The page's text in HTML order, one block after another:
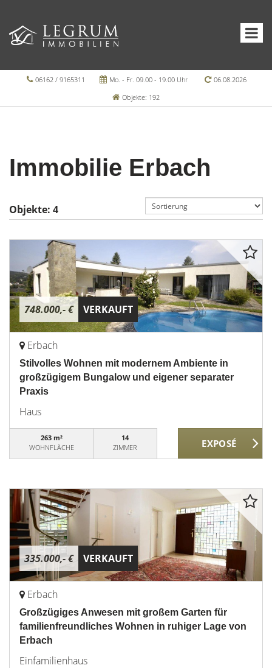
06162 / 9165311 Mo. - Fr. 09.00 - 19.00 Uhr
06.08.2026
Objekte: 192
Immobilie Erbach
Objekte: 4
748.000,- € VERKAUFT
Erbach
Stilvolles Wohnen mit modernem Ambiente in
großzügigem Bungalow und eigener separater
Praxis
Haus
263 m²
WOHNFLÄCHE
14
ZIMMER
335.000,- € VERKAUFT
Erbach
Großzügiges Anwesen mit großem Garten für
familienfreundliches Wohnen in ruhiger Lage von
Erbach
Einfamilienhaus